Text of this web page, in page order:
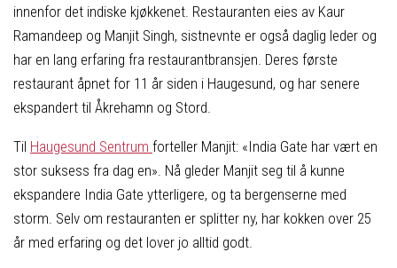
innenfor det indiske kjøkkenet. Restauranten eies av Kaur
Ramandeep og Manjit Singh, sistnevnte er også daglig leder og
har en lang erfaring fra restaurantbransjen. Deres første
restaurant åpnet for 11 år siden i Haugesund, og har senere
ekspandert til Åkrehamn og Stord.
Til Haugesund Sentrum forteller Manjit: «India Gate har vært en
stor suksess fra dag en». Nå gleder Manjit seg til å kunne
ekspandere India Gate ytterligere, og ta bergenserne med
storm. Selv om restauranten er splitter ny, har kokken over 25
år med erfaring og det lover jo alltid godt.